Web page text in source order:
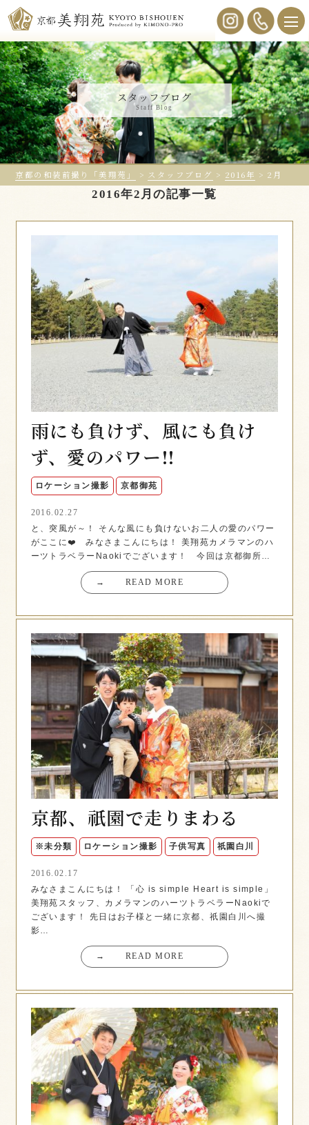
スタッフブログ
Staff Blog
京都の和装前撮り「美翔苑」 > スタッフブログ > 2016年 > 2月
2016年2月の記事一覧
雨にも負けず、風にも負け
ず、愛のパワー!!
ロケーション撮影 京都御苑
2016.02.27
と、突風が～！ そんな風にも負けないお二人の愛のパワー
がここに❤️ みなさまこんにちは！ 美翔苑カメラマンのハ
ーツトラベラーNaokiでございます！ 今回は京都御所…
→ READ MORE
京都、祇園で走りまわる
※未分類 ロケーション撮影 子供写真 祇園白川
2016.02.17
みなさまこんにちは！ 「心 is simple Heart is simple」
美翔苑スタッフ、カメラマンのハーツトラベラーNaokiで
ございます！ 先日はお子様と一緒に京都、祇園白川へ撮
影…
→ READ MORE